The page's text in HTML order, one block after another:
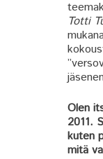
Totti
Olen
2011.
kuten
mitä